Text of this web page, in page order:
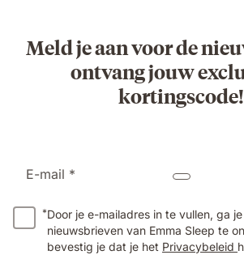
Meld je aan voor de
ontvang jouw
kortingscode!
E-mail *
*Door je e-mailadres in te vullen, ga
nieuwsbrieven van Emma Sleep te
bevestig je dat je het Privacybeleid